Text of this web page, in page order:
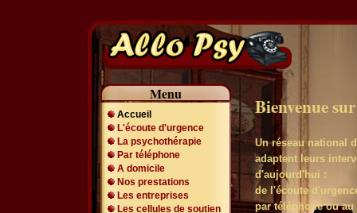
Menu
Accueil
L'écoute d'urgence
La psychothérapie
Par téléphone
A domicile
Nos prestations
Les entreprises
Les cellules de soutien
Bienvenue
Un réseau national
adaptent leurs
d'aujourd'hui :
de l'écoute
par téléphone ou